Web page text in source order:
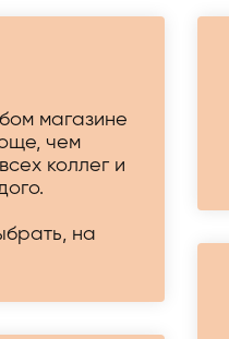
магазине
коллег и
на